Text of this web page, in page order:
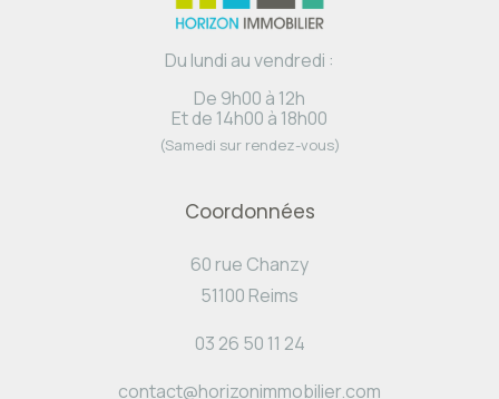
Du lundi au vendredi :
De 9h00 à 12h
Et de 14h00 à 18h00
(Samedi sur rendez-vous)
Coordonnées
60 rue Chanzy
51100 Reims
03 26 50 11 24
contact@horizonimmobilier.com